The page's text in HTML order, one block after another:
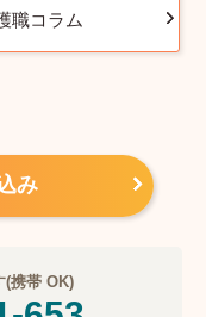
職コラム
み
(携帯 OK)